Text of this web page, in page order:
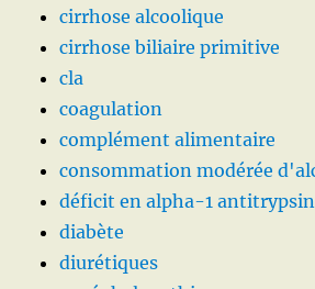
cirrhose alcoolique
cirrhose biliaire primitive
cla
coagulation
complément alimentaire
consommation modérée
déficit en alpha-1
diabète
diurétiques